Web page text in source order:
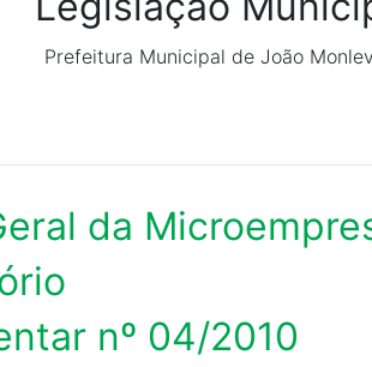
Prefeitura Municipal de João
da
nº 04/2010